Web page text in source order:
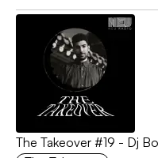
The Takeover #19 - Dj